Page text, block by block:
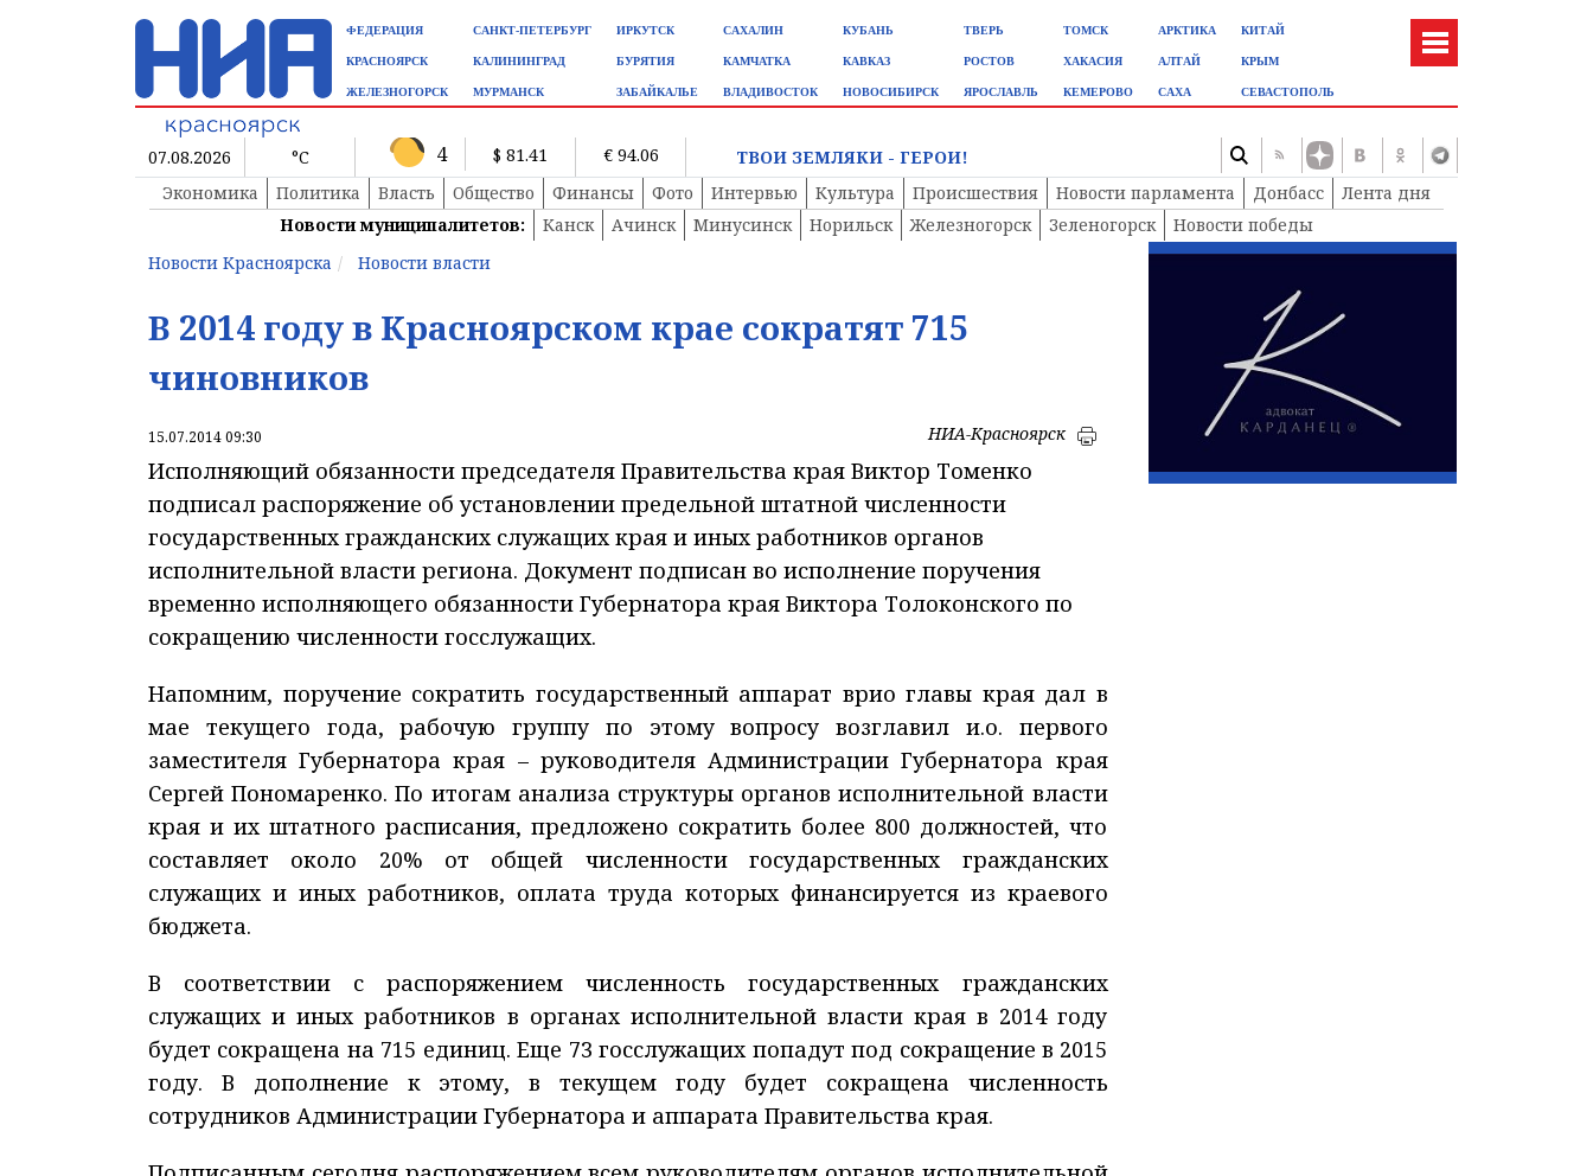
ФЕДЕРАЦИЯ
КРАСНОЯРСК
ЖЕЛЕЗНОГОРСК
САНКТ-ПЕТЕРБУРГ
КАЛИНИНГРАД
МУРМАНСК
ИРКУТСК
БУРЯТИЯ
ЗАБАЙКАЛЬЕ
САХАЛИН
КАМЧАТКА
ВЛАДИВОСТОК
КУБАНЬ
КАВКАЗ
НОВОСИБИРСК
ТВЕРЬ
РОСТОВ
ЯРОСЛАВЛЬ
ТОМСК
ХАКАСИЯ
КЕМЕРОВО
АРКТИКА
АЛТАЙ
САХА
КИТАЙ
КРЫМ
СЕВАСТОПОЛЬ
07.08.2026 °C 4 $ 81.41 € 94.06
ТВОИ ЗЕМЛЯКИ - ГЕРОИ!
Экономика
Политика Власть Общество Финансы Фото Интервью Культура Происшествия Новости парламента Донбасс
Лента дня
Новости муниципалитетов:
Канск Ачинск Минусинск Норильск Железногорск Зеленогорск
Новости победы
Новости Красноярска
Новости власти
В 2014 году в Красноярском крае сократят 715
чиновников
15.07.2014 09:30 НИА-Красноярск
Исполняющий обязанности председателя Правительства края Виктор Томенко
подписал распоряжение об установлении предельной штатной численности
государственных гражданских служащих края и иных работников органов
исполнительной власти региона. Документ подписан во исполнение поручения
временно исполняющего обязанности Губернатора края Виктора Толоконского по
сокращению численности госслужащих.
Напомним, поручение сократить государственный аппарат врио главы края дал в
мае текущего года, рабочую группу по этому вопросу возглавил и.о. первого
заместителя Губернатора края – руководителя Администрации Губернатора края
Сергей Пономаренко. По итогам анализа структуры органов исполнительной власти
края и их штатного расписания, предложено сократить более 800 должностей, что
составляет около 20% от общей численности государственных гражданских
служащих и иных работников, оплата труда которых финансируется из краевого
бюджета.
В соответствии с распоряжением численность государственных гражданских
служащих и иных работников в органах исполнительной власти края в 2014 году
будет сокращена на 715 единиц. Еще 73 госслужащих попадут под сокращение в 2015
году. В дополнение к этому, в текущем году будет сокращена численность
сотрудников Администрации Губернатора и аппарата Правительства края.